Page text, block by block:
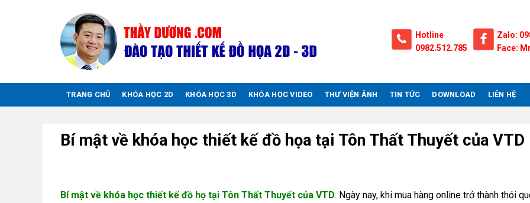
Hotline
0982.512.785
Zalo:
Face:
TRANG CHỦ KHÓA HỌC 2D KHÓA HỌC 3D KHÓA HỌC VIDEO THƯ VIỆN ẢNH TIN TỨC DOWNLOAD LIÊN HỆ
Bí mật về khóa học thiết kế đồ họa tại Tôn Thất Thuyết của VTD
Bí mật về khóa học thiết kế đồ họ tại Tôn Thất Thuyết của VTD. Ngày nay, khi mua hàng online trở thành thói